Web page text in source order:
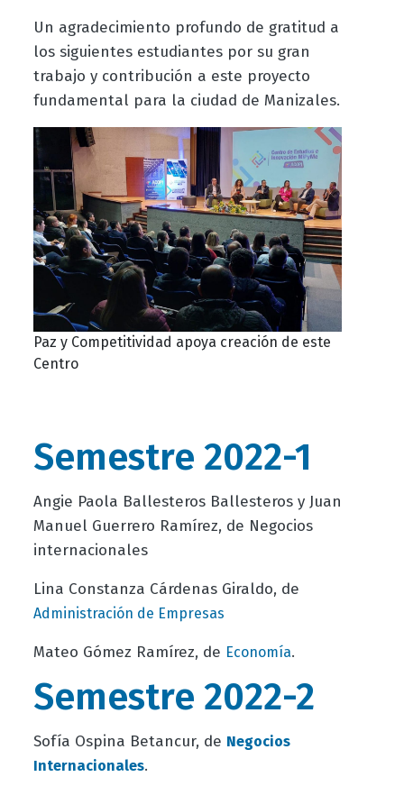
Un agradecimiento profundo de gratitud a
los siguientes estudiantes por su gran
trabajo y contribución a este proyecto
fundamental para la ciudad de Manizales.
Paz y Competitividad apoya creación de este
Centro
Semestre 2022-1
Angie Paola Ballesteros Ballesteros y Juan
Manuel Guerrero Ramírez, de Negocios
internacionales
Lina Constanza Cárdenas Giraldo, de
Administración de Empresas
Mateo Gómez Ramírez, de Economía.
Semestre 2022-2
Sofía Ospina Betancur, de Negocios
Internacionales.